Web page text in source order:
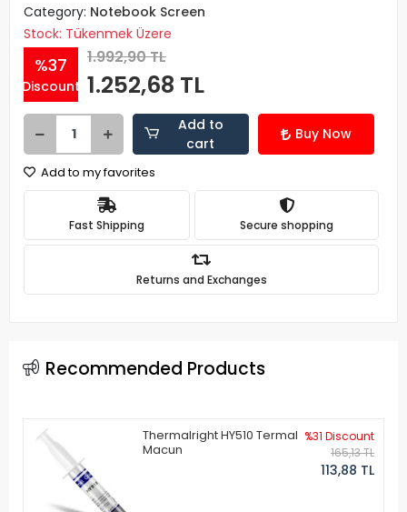
Category: Notebook Screen
Stock: Tükenmek Üzere
%37
Discount
1.992,90 TL
1.252,68 TL
Add to
cart
Buy Now
Add to my favorites
Fast Shipping Secure shopping
Returns and Exchanges
Recommended Products
Thermalright HY510 Termal
Macun
%31 Discount
165,13 TL
113,88 TL